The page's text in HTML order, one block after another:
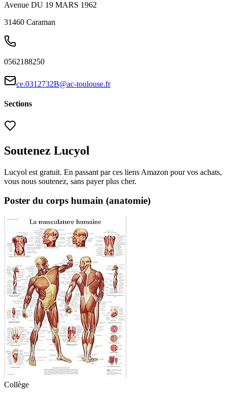
Avenue DU 19 MARS 1962
31460 Caraman
0562188250
ce.0312732B@ac-toulouse.fr
Sections
Soutenez Lucyol
Lucyol est gratuit. En passant par ces liens Amazon pour vos achats,
vous nous soutenez, sans payer plus cher.
Poster du corps humain (anatomie)
Collège